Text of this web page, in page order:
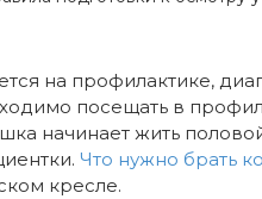
на профилактике,
посещать в
начинает жить
Что нужно брать
кресле.